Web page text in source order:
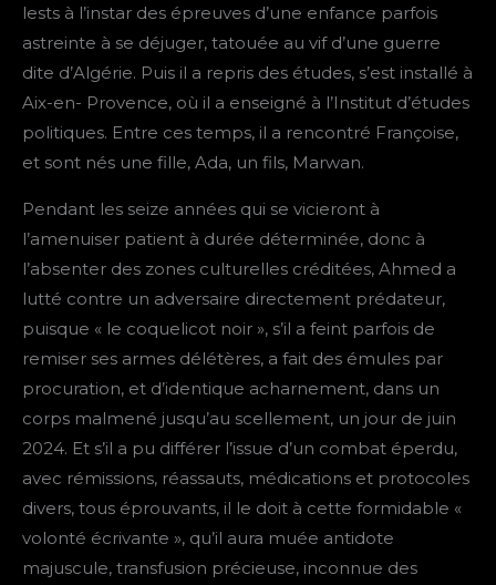
lests à l’instar des épreuves d’une enfance parfois
astreinte à se déjuger, tatouée au vif d’une guerre
dite d’Algérie. Puis il a repris des études, s’est installé à
Aix-en- Provence, où il a enseigné à l’Institut d’études
politiques. Entre ces temps, il a rencontré Françoise,
et sont nés une fille, Ada, un fils, Marwan.
Pendant les seize années qui se vicieront à
l’amenuiser patient à durée déterminée, donc à
l’absenter des zones culturelles créditées, Ahmed a
lutté contre un adversaire directement prédateur,
puisque « le coquelicot noir », s’il a feint parfois de
remiser ses armes délétères, a fait des émules par
procuration, et d’identique acharnement, dans un
corps malmené jusqu’au scellement, un jour de juin
2024. Et s’il a pu différer l’issue d’un combat éperdu,
avec rémissions, réassauts, médications et protocoles
divers, tous éprouvants, il le doit à cette formidable «
volonté écrivante », qu’il aura muée antidote
majuscule, transfusion précieuse, inconnue des